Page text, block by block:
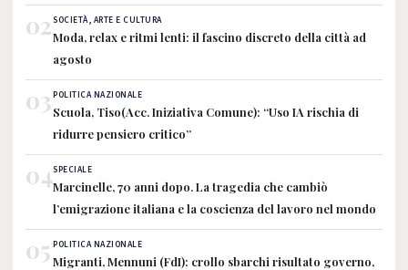
02SOCIETÀ, ARTE E CULTURA
Moda, relax e ritmi lenti: il fascino discreto della città ad
agosto
03POLITICA NAZIONALE
Scuola, Tiso(Acc. Iniziativa Comune): “Uso IA rischia di
ridurre pensiero critico”
04SPECIALE
Marcinelle, 70 anni dopo. La tragedia che cambiò
l’emigrazione italiana e la coscienza del lavoro nel mondo
05 POLITICA NAZIONALE
Migranti, Mennuni (FdI): crollo sbarchi risultato governo,